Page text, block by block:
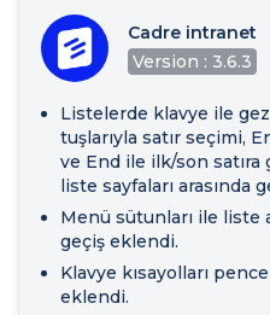
Cadre intranet
Version : 3.6.3
Listelerde klavye ile
tuşlarıyla satır seçimi,
ve End ile ilk/son
liste sayfaları arasında
Menü sütunları ile liste
geçiş eklendi.
Klavye kısayolları
eklendi.